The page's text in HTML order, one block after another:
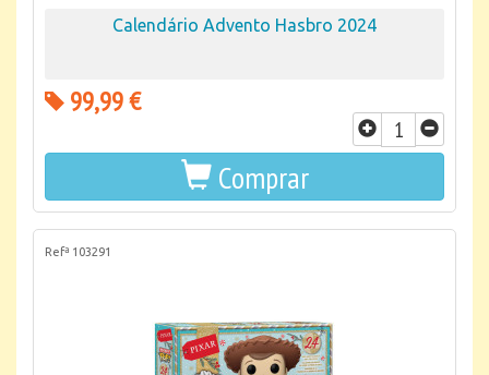
Calendário Advento Hasbro 2024
99,99 €
Comprar
Refª 103291